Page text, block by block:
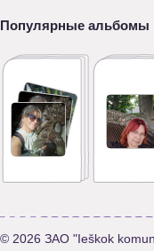
Популярные альбомы
© 2026 ЗАО "Ieškok